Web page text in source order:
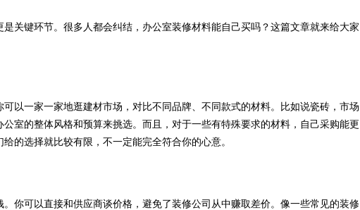
关键环节。很多人都会纠结，办公室装修材料能自己买吗？这篇文章就来给大家
以一家一家地逛建材市场，对比不同品牌、不同款式的材料。比如说瓷砖，市场
室的整体风格和预算来挑选。而且，对于一些有特殊要求的材料，自己采购能更
的选择就比较有限，不一定能完全符合你的心意。
你可以直接和供应商谈价格，避免了装修公司从中赚取差价。像一些常见的装修